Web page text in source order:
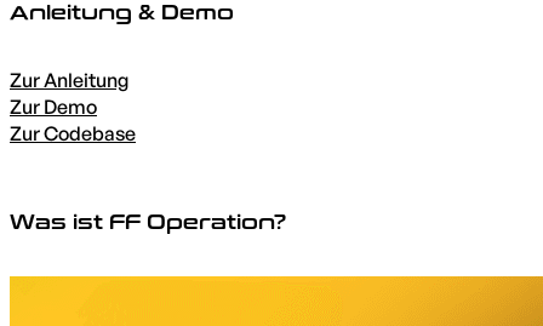
Anleitung & Demo
Zur Anleitung
Zur Demo
Zur Codebase
Was ist FF Operation?